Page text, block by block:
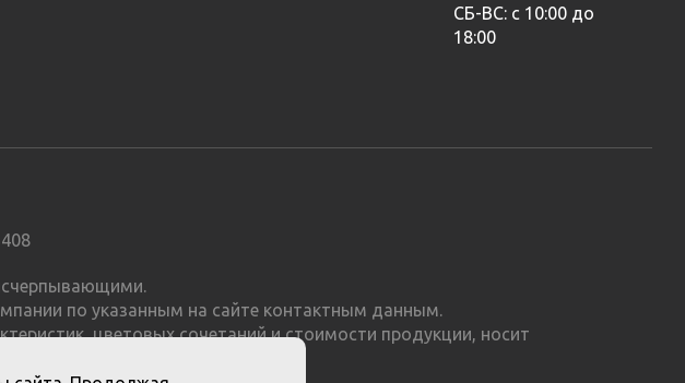
СБ-ВС: с 10:00 до
18:00
по указанным на сайте контактным данным.
цветовых сочетаний и стоимости продукции, носит